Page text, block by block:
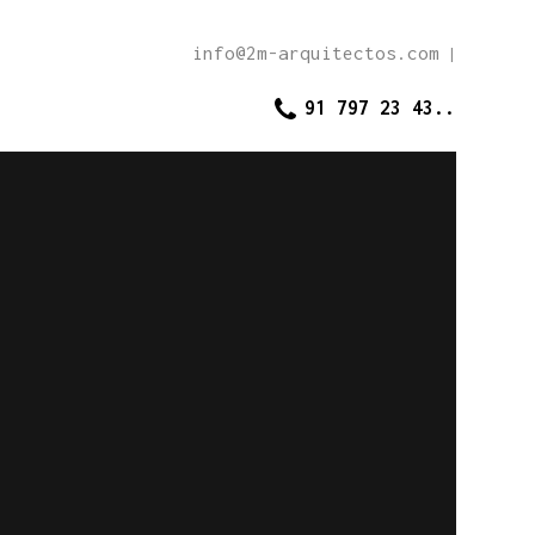
info@2m-arquitectos.com
91 797 23 43..